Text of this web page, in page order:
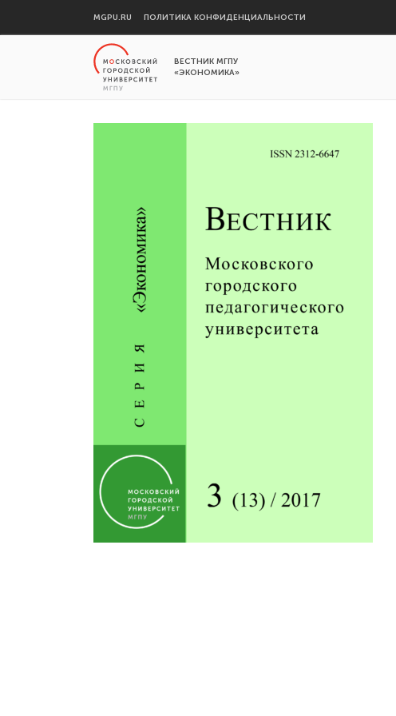
MGPU.RU ПОЛИТИКА КОНФИДЕНЦИАЛЬНОСТИ
ВЕСТНИК МГПУ
«ЭКОНОМИКА»